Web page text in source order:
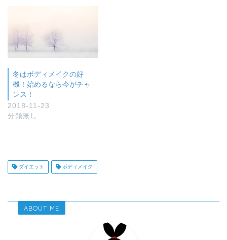
冬はボディメイクの好
機！始めるなら今がチャ
ンス！
2018-11-23
分類無し
ダイエット ボディメイク
ABOUT ME